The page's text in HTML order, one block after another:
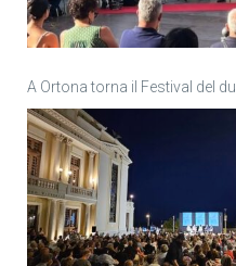
A Ortona torna il Festival del